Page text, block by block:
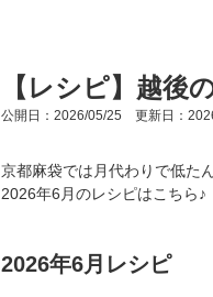
【レシピ】越後
公開日：2026/05/25 更新日：
京都麻袋では月代わりで低た
2026年6月のレシピはこちら♪
2026年6月レシピ